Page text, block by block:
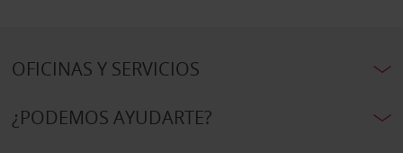
OFICINAS Y SERVICIOS
¿PODEMOS AYUDARTE?